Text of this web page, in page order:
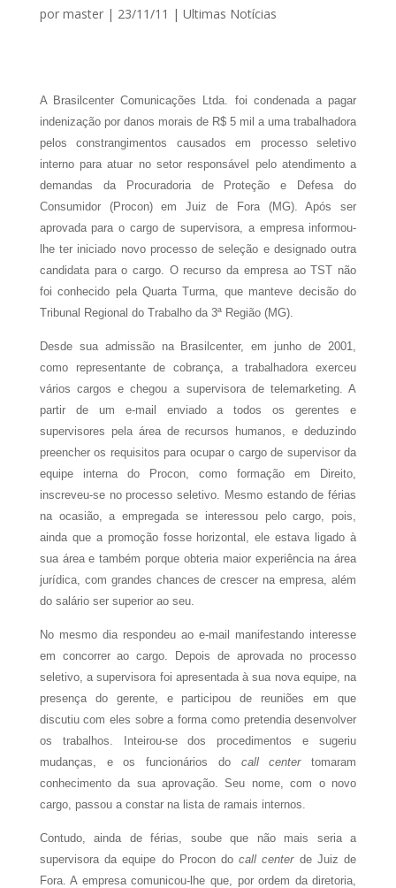
por master| 23/11/11 | Ultimas Notícias
A Brasilcenter Comunicações Ltda. foi condenada a pagar
indenização por danos morais de R$ 5 mil a uma trabalhadora
pelos constrangimentos causados em processo seletivo
interno para atuar no setor responsável pelo atendimento a
demandas da Procuradoria de Proteção e Defesa do
Consumidor (Procon) em Juiz de Fora (MG). Após ser
aprovada para o cargo de supervisora, a empresa informou-
lhe ter iniciado novo processo de seleção e designado outra
candidata para o cargo. O recurso da empresa ao TST não
foi conhecido pela Quarta Turma, que manteve decisão do
Tribunal Regional do Trabalho da 3ª Região (MG).
Desde sua admissão na Brasilcenter, em junho de 2001,
como representante de cobrança, a trabalhadora exerceu
vários cargos e chegou a supervisora de telemarketing. A
partir de um e-mail enviado a todos os gerentes e
supervisores pela área de recursos humanos, e deduzindo
preencher os requisitos para ocupar o cargo de supervisor da
equipe interna do Procon, como formação em Direito,
inscreveu-se no processo seletivo. Mesmo estando de férias
na ocasião, a empregada se interessou pelo cargo, pois,
ainda que a promoção fosse horizontal, ele estava ligado à
sua área e também porque obteria maior experiência na área
jurídica, com grandes chances de crescer na empresa, além
do salário ser superior ao seu.
No mesmo dia respondeu ao e-mail manifestando interesse
em concorrer ao cargo. Depois de aprovada no processo
seletivo, a supervisora foi apresentada à sua nova equipe, na
presença do gerente, e participou de reuniões em que
discutiu com eles sobre a forma como pretendia desenvolver
os trabalhos. Inteirou-se dos procedimentos e sugeriu
mudanças, e os funcionários do call centertomaram
conhecimento da sua aprovação. Seu nome, com o novo
cargo, passou a constar na lista de ramais internos.
Contudo, ainda de férias, soube que não mais seria a
supervisora da equipe do Procon docall centerde Juiz de
Fora. A empresa comunicou-lhe que, por ordem da diretoria,